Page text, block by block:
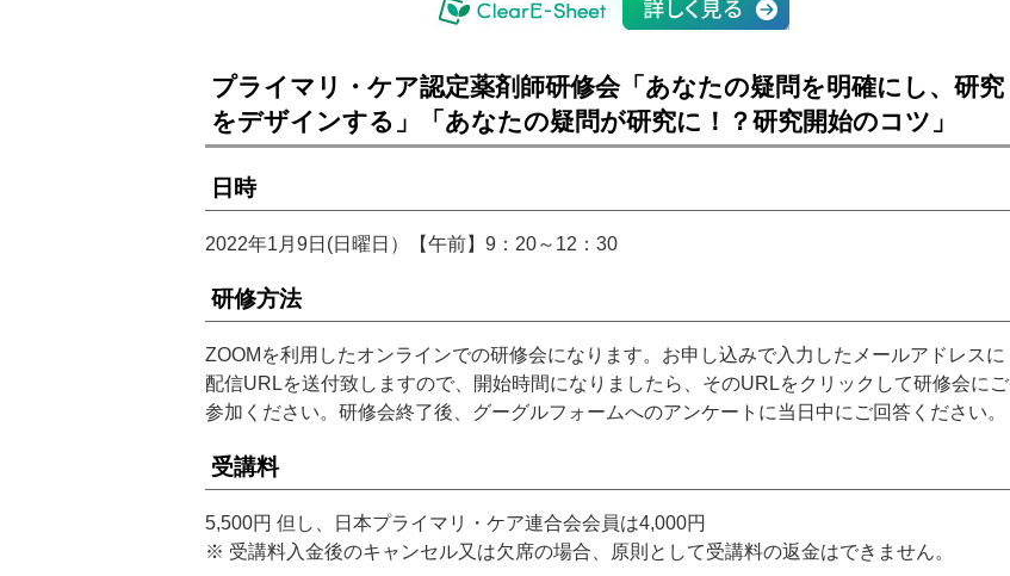
プライマリ・ケア認定薬剤師研修会「あなたの疑問を明確にし、研究
をデザインする」「あなたの疑問が研究に！？研究開始のコツ」
日時
2022年1月9日(日曜日）【午前】9：20～12：30
研修方法
ZOOMを利用したオンラインでの研修会になります。お申し込みで入力したメールアドレスに
配信URLを送付致しますので、開始時間になりましたら、そのURLをクリックして研修会にご
参加ください。研修会終了後、グーグルフォームへのアンケートに当日中にご回答ください。
受講料
5,500円 但し、日本プライマリ・ケア連合会会員は4,000円
※ 受講料入金後のキャンセル又は欠席の場合、原則として受講料の返金はできません。